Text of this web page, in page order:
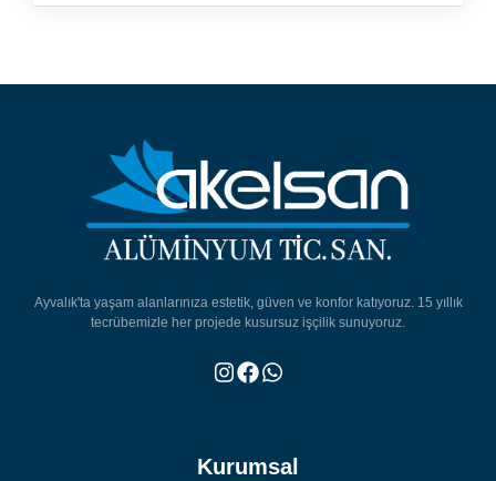
Ayvalık'ta yaşam alanlarınıza estetik, güven ve konfor katıyoruz. 15 yıllık
tecrübemizle her projede kusursuz işçilik sunuyoruz.
Kurumsal